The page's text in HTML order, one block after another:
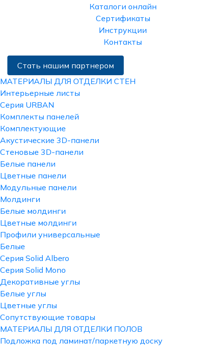
Каталоги онлайн
Сертификаты
Инструкции
Контакты
Стать нашим партнером
МАТЕРИАЛЫ ДЛЯ ОТДЕЛКИ СТЕН
Интерьерные листы
Серия URBAN
Комплекты панелей
Комплектующие
Акустические 3D-панели
Стеновые 3D-панели
Белые панели
Цветные панели
Модульные панели
Молдинги
Белые молдинги
Цветные молдинги
Профили универсальные
Белые
Серия Solid Albero
Серия Solid Mono
Декоративные углы
Белые углы
Цветные углы
Сопутствующие товары
МАТЕРИАЛЫ ДЛЯ ОТДЕЛКИ ПОЛОВ
Подложка под ламинат/паркетную доску